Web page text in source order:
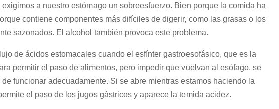
a nuestro estómago un sobreesfuerzo. Bien porque la comida ha
contiene componentes más difíciles de digerir, como las grasas o los
sazonados. El alcohol también provoca este problema.
de ácidos estomacales cuando el esfínter gastroesofásico, que es la
permitir el paso de alimentos, pero impedir que vuelvan al esófago, se
funcionar adecuadamente. Si se abre mientras estamos haciendo la
el paso de los jugos gástricos y aparece la temida acidez.